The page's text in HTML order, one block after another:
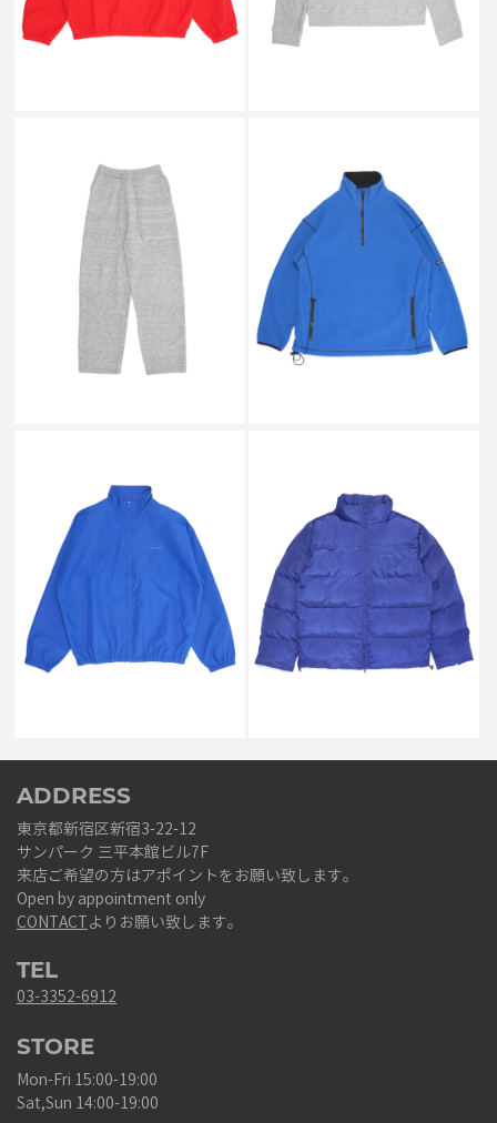
↓
￥14,500
SOUND SPORTS
KNIT PANTS GRAY_
￥27,800
↓
￥13,860
SOUND SPORTS
FLEECE HALF-ZIP BLUE_
↓
SOUND SPORTS
NYLON JACKET BLUE_
￥25,000
↓
SOUND SPORTS
PUFFER JACKET BLUE_
￥45,001
↓
ADDRESS
東京都新宿区新宿3-22-12
サンパーク 三平本館ビル7F
来店ご希望の方はアポイントをお願い致します。
Open by appointment only
CONTACTよりお願い致します。
TEL
03-3352-6912
STORE
Mon-Fri 15:00-19:00
Sat,Sun 14:00-19:00